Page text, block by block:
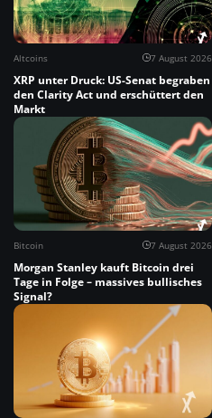
Altcoins 7 August 2026
XRP unter Druck: US-Senat begraben
den Clarity Act und erschüttert den
Markt
Bitcoin 7 August 2026
Morgan Stanley kauft Bitcoin drei
Tage in Folge – massives bullisches
Signal?